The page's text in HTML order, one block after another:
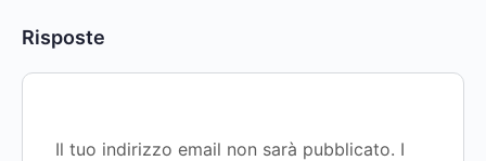
Risposte
Il tuo indirizzo email non sarà pubblicato. I